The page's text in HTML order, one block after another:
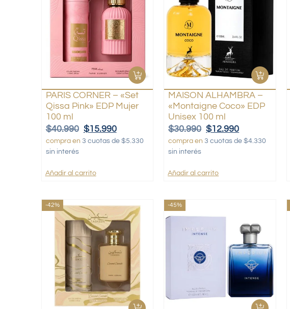
PARIS CORNER – «Set
Qissa Pink» EDP Mujer
100 ml
$40.990 $15.990
compra en 3 cuotas de $5.330
sin interés
Añadir al carrito
MAISON ALHAMBRA –
«Montaigne Coco» EDP
Unisex 100 ml
$30.990 $12.990
compra en 3 cuotas de $4.330
sin interés
Añadir al carrito
-42% -45%